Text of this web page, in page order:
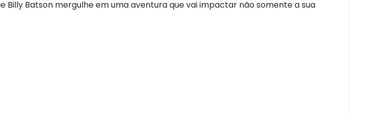
Billy Batson mergulhe em uma aventura que vai impactar não somente a sua